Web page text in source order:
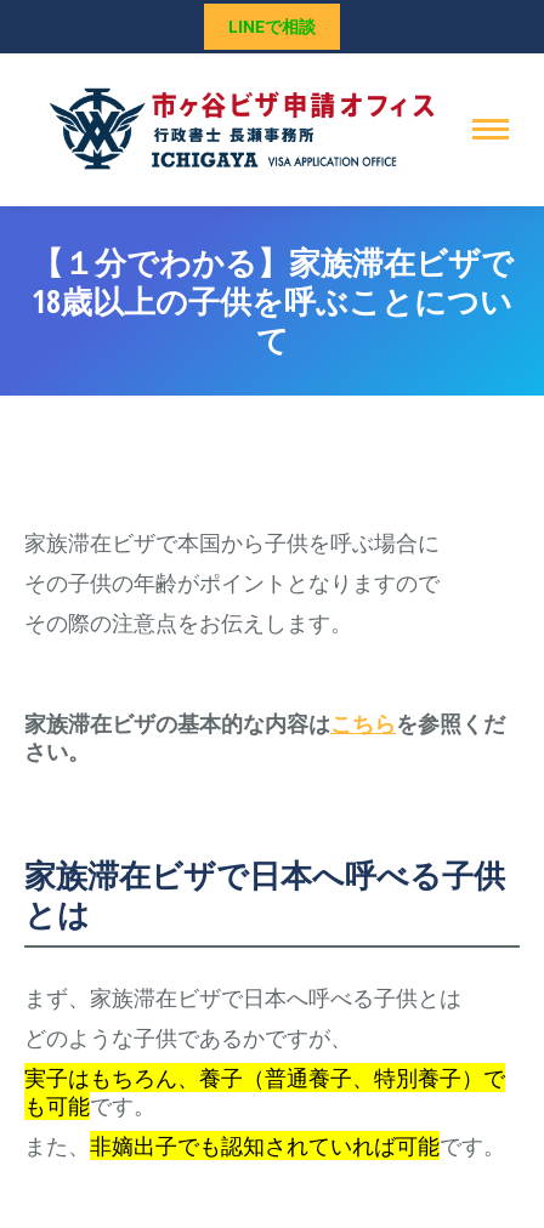
LINEで相談
【１分でわかる】家族滞在ビザで
18歳以上の子供を呼ぶことについ
て
家族滞在ビザで本国から子供を呼ぶ場合に
その子供の年齢がポイントとなりますので
その際の注意点をお伝えします。
家族滞在ビザの基本的な内容はこちらを参照くだ
さい。
家族滞在ビザで日本へ呼べる子供
とは
まず、家族滞在ビザで日本へ呼べる子供とは
どのような子供であるかですが、
実子はもちろん、養子（普通養子、特別養子）で
も可能です。
また、 非嫡出子でも認知されていれば可能です。